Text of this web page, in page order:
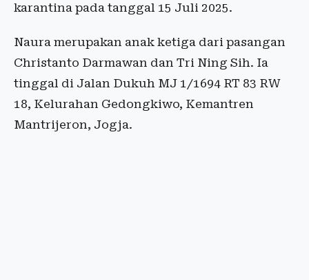
karantina pada tanggal 15 Juli 2025.
Naura merupakan anak ketiga dari pasangan
Christanto Darmawan dan Tri Ning Sih. Ia
tinggal di Jalan Dukuh MJ 1/1694 RT 83 RW
18, Kelurahan Gedongkiwo, Kemantren
Mantrijeron, Jogja.